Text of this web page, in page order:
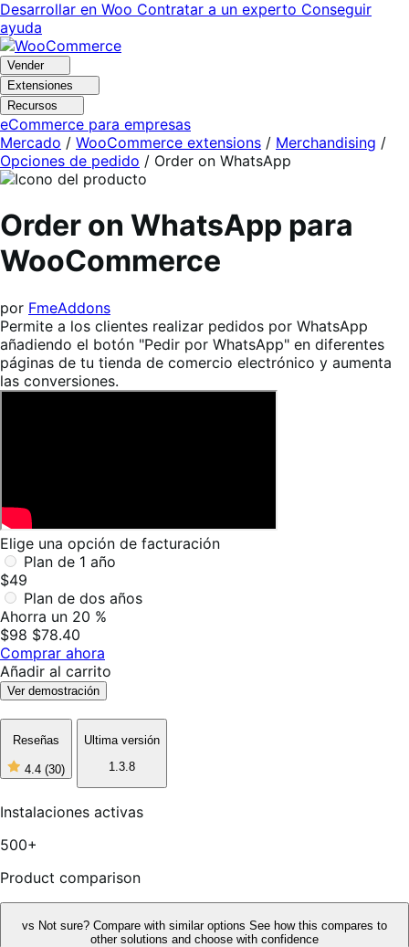
Ir
a
navegación
Saltar
al
contenido
Desarrollar en Woo Contratar a un experto Conseguir
ayuda
Vender
Extensiones
Recursos
eCommerce para empresas
Mercado / WooCommerce extensions / Merchandising /
Opciones de pedido / Order on WhatsApp
Order on WhatsApp para
WooCommerce
por FmeAddons
Permite a los clientes realizar pedidos por WhatsApp
añadiendo el botón "Pedir por WhatsApp" en diferentes
páginas de tu tienda de comercio electrónico y aumenta
las conversiones.
Elige una opción de facturación
Plan de 1 año
$49
Plan de dos años
Ahorra un 20 %
$98 $78.40
Comprar ahora
Añadir al carrito
Ver demostración
Reseñas
4.4 (30)
4
5
estrellas,
reseñas
Ultima versión
1.3.8
Instalaciones activas
500+
Product comparison
vs Not sure? Compare with similar options See how this compares to
other solutions and choose with confidence